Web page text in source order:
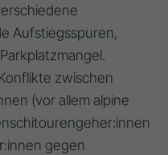
Aufstiegsspuren,
zwischen
(vor allem alpine
gegen